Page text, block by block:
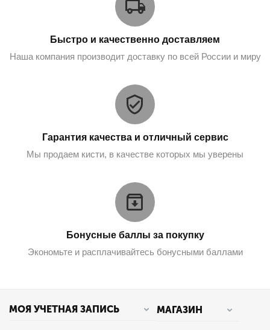
Быстро и качественно доставляем
Наша компания производит доставку по всей России и миру
Гарантия качества и отличный сервис
Мы продаем кисти, в качестве которых мы уверены
Бонусные баллы за покупку
Экономьте и расплачивайтесь бонусными баллами
МОЯ УЧЕТНАЯ ЗАПИСЬ МАГАЗИН